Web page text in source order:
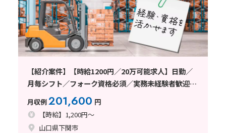
【紹介案件】【時給1200円／20万可能求人】日勤／
月毎シフト／フォーク資格必須／実務未経験者歓迎の
月収例201,600 円
【時給】1,200円～
山口県下関市